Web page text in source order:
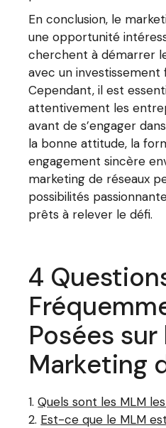
En conclusion, le
une opportunité
cherchent à démarrer
avec un investissement
Cependant, il est
attentivement les
avant de s’engager
la bonne attitude, la
engagement sincère
marketing de réseaux
possibilités
prêts à relever le défi.
4
Posées sur
Marketing
Quels sont les MLM
Est-ce que le MLM